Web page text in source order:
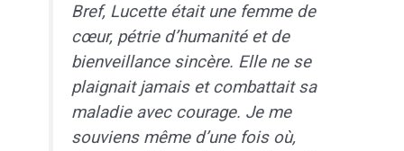
Bref, Lucette était une femme de
cœur, pétrie d’humanité et de
bienveillance sincère. Elle ne se
plaignait jamais et combattait sa
maladie avec courage. Je me
souviens même d’une fois où,